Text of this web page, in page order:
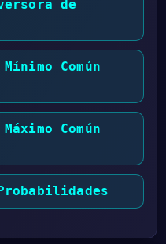
de
Común
Común